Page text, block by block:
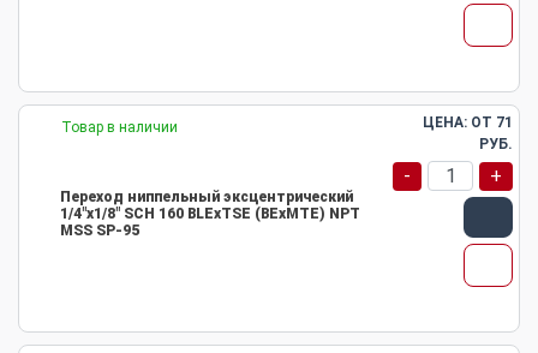
Товар в наличии
Переход ниппельный эксцентрический
1/4"х1/8" SCH 160 BLEхTSE (BEхMTE) NPT
MSS SP-95
ЦЕНА: ОТ 71
РУБ.
- +